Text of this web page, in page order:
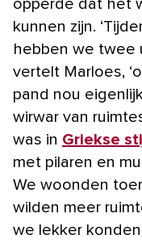
opperde dat het
kunnen zijn.
hebben we twee
vertelt Marloes,
pand nou
wirwar van
was in Griekse
met pilaren en
We woonden
wilden meer
we lekker